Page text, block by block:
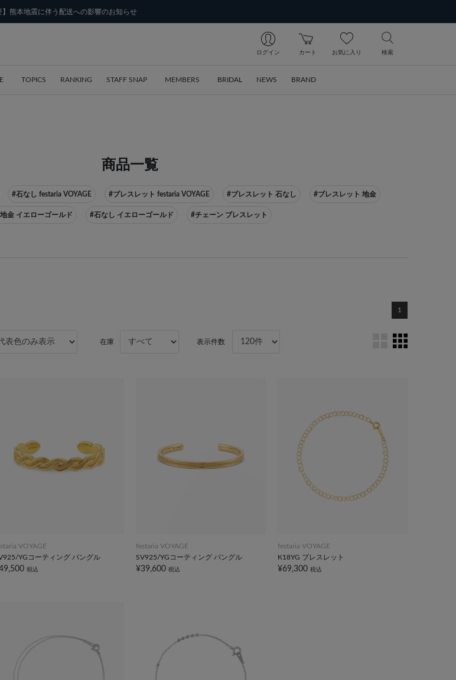
】熊本地震に伴う配送への影響のお知らせ
ログイン カート お気に入り 検索
TOPICS RANKING STAFF SNAP MEMBERS BRIDAL NEWS BRAND
商品一覧
#石なし festaria VOYAGE #ブレスレット festaria VOYAGE #ブレスレット 石なし #ブレスレット 地金
金 イエローゴールド #石なし イエローゴールド #チェーン ブレスレット
1
在庫 表示件数
VOYAGE
YGコーティング バングル
税込
festaria VOYAGE
SV925/YGコーティング バングル
¥39,600 税込
festaria VOYAGE
K18YG ブレスレット
¥69,300 税込